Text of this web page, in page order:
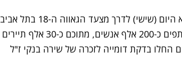
בחום הכבד ותחת אבטחה כבדה לא פחות, יצא היום (שישי) לדרך מצעד הגאווה ה-18 בתל אביב
תחת הסלוגן "נשים לשם שינוי". במצעד משתתפים כ-200 אלף אנשים, מתוכם כ-30 אלף תיירים
החלו בדקת דומייה לזכרה של שירה בנקי ז"ל